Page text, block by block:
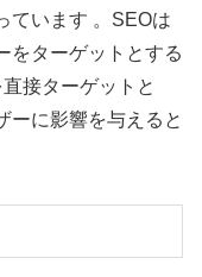
ています 。SEOは
をターゲットとする
接ターゲットと
ーに影響を与えると